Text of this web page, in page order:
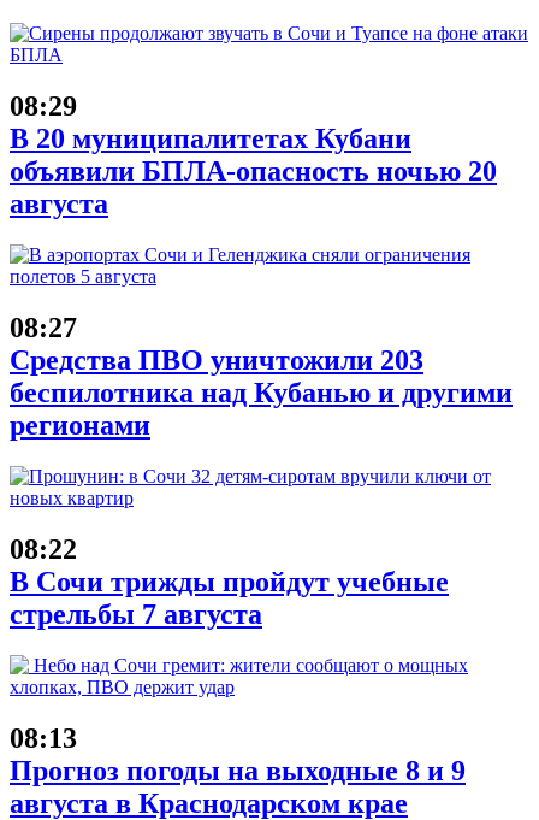
08:29
В 20 муниципалитетах Кубани
объявили БПЛА-опасность ночью 20
августа
08:27
Средства ПВО уничтожили 203
беспилотника над Кубанью и другими
регионами
08:22
В Сочи трижды пройдут учебные
стрельбы 7 августа
08:13
Прогноз погоды на выходные 8 и 9
августа в Краснодарском крае